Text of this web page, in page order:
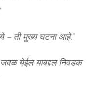
– ती मुख्य घटना आहे.”
येईल याबद्दल निवडक